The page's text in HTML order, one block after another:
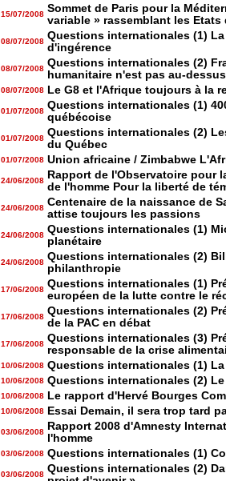
15/07/2008 Sommet de Paris pour la
variable » rassemblant les
08/07/2008 Questions internationales (1)
d'ingérence
08/07/2008 Questions internationales (2)
humanitaire n'est pas au-
08/07/2008 Le G8 et l'Afrique toujours à la
01/07/2008 Questions internationales (1)
québécoise
01/07/2008 Questions internationales (2)
du Québec
01/07/2008 Union africaine / Zimbabwe
24/06/2008
Rapport de l'Observatoire pour
de l'homme Pour la liberté de
24/06/2008 Centenaire de la naissance de
attise toujours les passions
24/06/2008 Questions internationales (1)
planétaire
24/06/2008 Questions internationales (2)
philanthropie
17/06/2008 Questions internationales (1)
européen de la lutte contre le
17/06/2008 Questions internationales (2)
de la PAC en débat
17/06/2008 Questions internationales (3)
responsable de la crise
10/06/2008 Questions internationales (1)
10/06/2008 Questions internationales (2)
10/06/2008 Le rapport d'Hervé Bourges
10/06/2008 Essai Demain, il sera trop tard
03/06/2008
Rapport 2008 d'Amnesty
l'homme
03/06/2008 Questions internationales (1)
03/06/2008 Questions internationales (2)